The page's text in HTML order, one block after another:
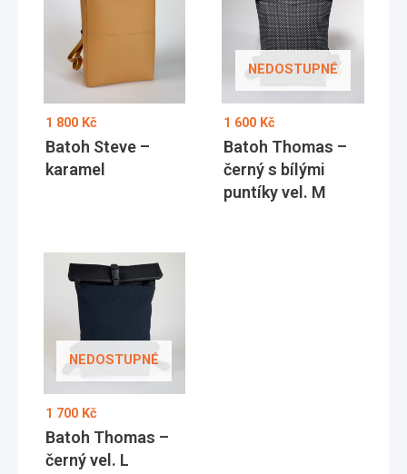
1 800 Kč
Batoh Steve –
karamel
NEDOSTUPNÉ
1 600 Kč
Batoh Thomas –
černý s bílými
puntíky vel. M
NEDOSTUPNÉ
1 700 Kč
Batoh Thomas –
černý vel. L